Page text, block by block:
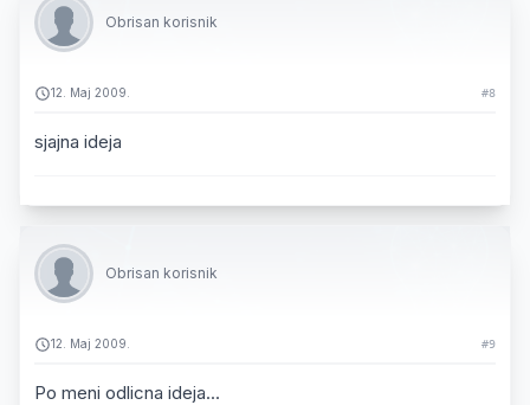
Obrisan korisnik
12. Maj 2009. #8
sjajna ideja
Obrisan korisnik
12. Maj 2009. #9
Po meni odlicna ideja...